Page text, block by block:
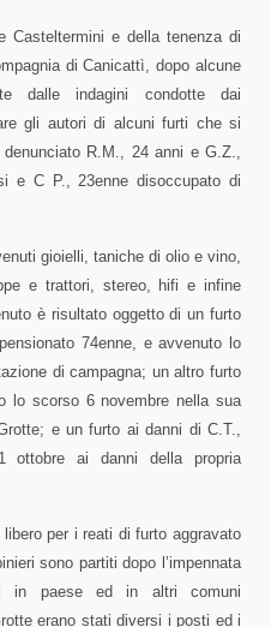
Casteltermini e della tenenza di
di Canicattì, dopo alcune
dalle indagini condotte dai
gli autori di alcuni furti che si
denunciato R.M., 24 anni e G.Z.,
e C P., 23enne disoccupato di
gioielli, taniche di olio e vino,
e trattori, stereo, hifi e infine
è risultato oggetto di un furto
74enne, e avvenuto lo
di campagna; un altro furto
lo scorso 6 novembre nella sua
e un furto ai danni di C.T.,
ottobre ai danni della propria
per i reati di furto aggravato
sono partiti dopo l’impennata
in paese ed in altri comuni
erano stati diversi i posti ed i